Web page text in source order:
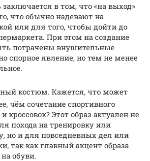
заключается в том, что «на выход»
что обычно надевают на
или для того, чтобы дойти до
При этом на создание
потрачены внушительные
спорное явление, но тем не менее
костюм. Кажется, что может
чём сочетание спортивного
кроссовок? Этот образ актуален не
похода на тренировку или
но и для повседневных дел или
так как главный акцент образа
обуви.